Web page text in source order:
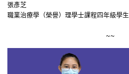
張彥芝
職業治療學（榮譽）理學士課程四年級學生
~~